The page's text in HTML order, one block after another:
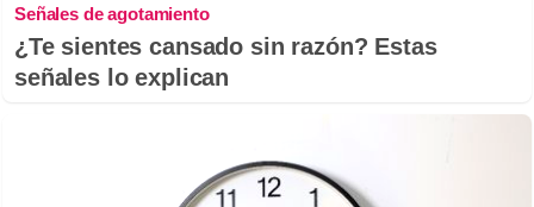
Señales de agotamiento
¿Te sientes cansado sin razón? Estas
señales lo explican